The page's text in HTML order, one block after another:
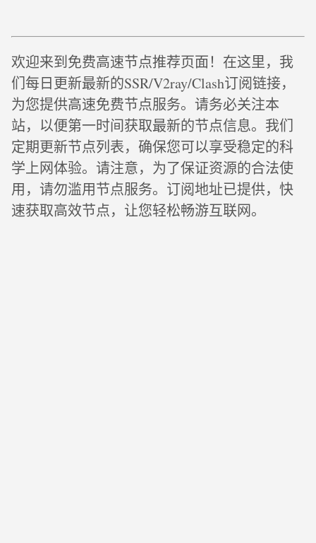
欢迎来到免费高速节点推荐页面！在这里，我
们每日更新最新的SSR/V2ray/Clash订阅链接，
为您提供高速免费节点服务。请务必关注本
站，以便第一时间获取最新的节点信息。我们
定期更新节点列表，确保您可以享受稳定的科
学上网体验。请注意，为了保证资源的合法使
用，请勿滥用节点服务。订阅地址已提供，快
速获取高效节点，让您轻松畅游互联网。